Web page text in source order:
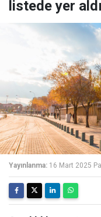
listede yer aldı
Yayınlanma: 16 Mart 2025